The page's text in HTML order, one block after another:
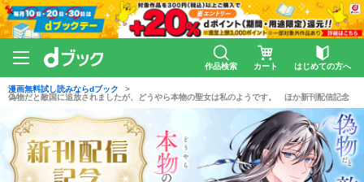
作品検索 カート はじめての方へ
漫画無料試し読みならdブック
偽物だと敵国に追放されましたが、どうやら本物の聖女は私のようです。 ほか新刊配信記念